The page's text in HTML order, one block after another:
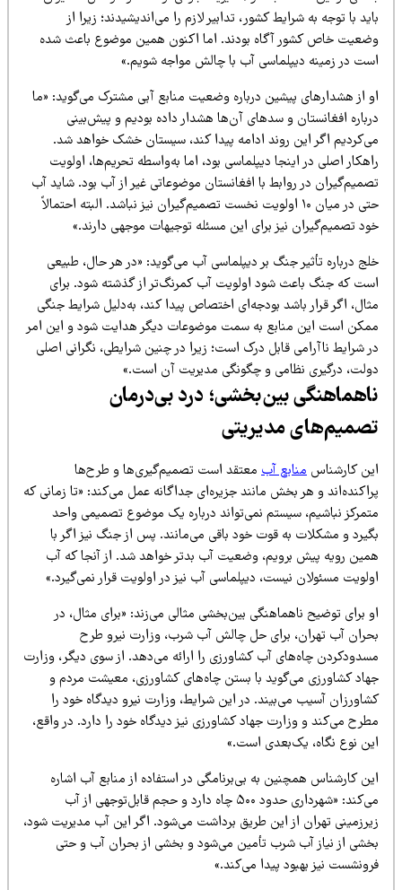
با توجه به شرایط کشور، تدابیر لازم را می‌اندیشیدند؛ زیرا از
خاص کشور آگاه بودند. اما اکنون همین موضوع باعث شده
در زمینه دیپلماسی آب با چالش مواجه شویم.»
از هشدارهای پیشین درباره وضعیت منابع آبی مشترک می‌گوید: «ما
افغانستان و سدهای آن‌ها هشدار داده بودیم و پیش‌بینی
اگر این روند ادامه پیدا کند، سیستان خشک خواهد شد.
اصلی در اینجا دیپلماسی بود، اما به‌واسطه تحریم‌ها، اولویت
در روابط با افغانستان موضوعاتی غیر از آب بود. شاید آب
حتی در میان ۱۰ اولویت نخست تصمیم‌گیران نیز نباشد. البته احتمالاً
تصمیم‌گیران نیز برای این مسئله توجیهات موجهی دارند.»
درباره تأثیر جنگ بر دیپلماسی آب می‌گوید: «در هر حال، طبیعی
که جنگ باعث شود اولویت آب کمرنگ‌تر از گذشته شود. برای
اگر قرار باشد بودجه‌ای اختصاص پیدا کند، به‌دلیل شرایط جنگی
است این منابع به سمت موضوعات دیگر هدایت شود و این امر
شرایط ناآرامی قابل درک است؛ زیرا در چنین شرایطی، نگرانی اصلی
درگیری نظامی و چگونگی مدیریت آن است.»
بین‌بخشی؛ درد بی‌درمان
مدیریتی
کارشناسمنابع آبمعتقد است تصمیم‌گیری‌ها و طرح‌ها
و هر بخش مانند جزیره‌ای جداگانه عمل می‌کند: «تا زمانی که
نباشیم، سیستم نمی‌تواند درباره یک موضوع تصمیمی واحد
و مشکلات به قوت خود باقی می‌مانند. پس از جنگ نیز اگر با
رویه پیش برویم، وضعیت آب بدتر خواهد شد. از آنجا که آب
مسئولان نیست، دیپلماسی آب نیز در اولویت قرار نمی‌گیرد.»
برای توضیح ناهماهنگی بین‌بخشی مثالی می‌زند: «برای مثال، در
آب تهران، برای حل چالش آب شرب، وزارت نیرو طرح
چاه‌های آب کشاورزی را ارائه می‌دهد. از سوی دیگر، وزارت
کشاورزی می‌گوید با بستن چاه‌های کشاورزی، معیشت مردم و
آسیب می‌بیند. در این شرایط، وزارت نیرو دیدگاه خود را
می‌کند و وزارت جهاد کشاورزی نیز دیدگاه خود را دارد. در واقع،
نوع نگاه، یک‌بعدی است.»
کارشناس همچنین به بی‌برنامگی در استفاده از منابع آب اشاره
می‌کند: «شهرداری حدود ۵۰۰ چاه دارد و حجم قابل‌توجهی از آب
تهران از این طریق برداشت می‌شود. اگر این آب مدیریت شود،
از نیاز آب شرب تأمین می‌شود و بخشی از بحران آب و حتی
نیز بهبود پیدا می‌کند.»